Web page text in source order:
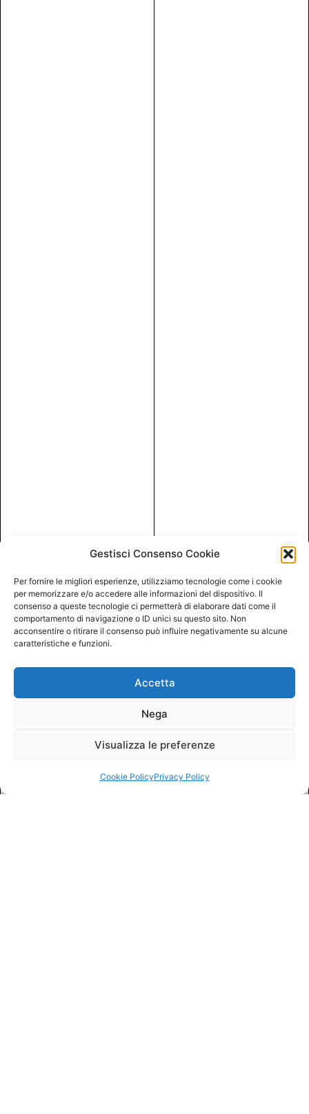
Gestisci Consenso Cookie
Per fornire le migliori esperienze, utilizziamo tecnologie come i cookie
per memorizzare e/o accedere alle informazioni del dispositivo. Il
consenso a queste tecnologie ci permetterà di elaborare dati come il
comportamento di navigazione o ID unici su questo sito. Non
acconsentire o ritirare il consenso può influire negativamente su alcune
caratteristiche e funzioni.
Accetta
Nega
Visualizza le preferenze
Cookie PolicyPrivacy Policy